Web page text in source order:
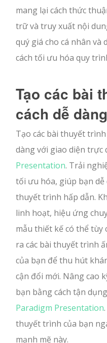
mang lại cách thức
trữ và truy xuất nội
quý giá cho cá nhân
cách tối ưu hóa quy
Tạo các bài
cách dễ dàng
Tạo các bài thuyết
dàng với giao diện trực
Presentation. Trải
tối ưu hóa, giúp bạn dễ
thuyết trình hấp dẫn.
linh hoạt, hiệu ứng
mẫu thiết kế có thể tùy
ra các bài thuyết trình
của bạn để thu hút
cận đổi mới. Nâng cao
bạn bằng cách tận
Paradigm Presentation
thuyết trình của bạn
mạnh mẽ này.